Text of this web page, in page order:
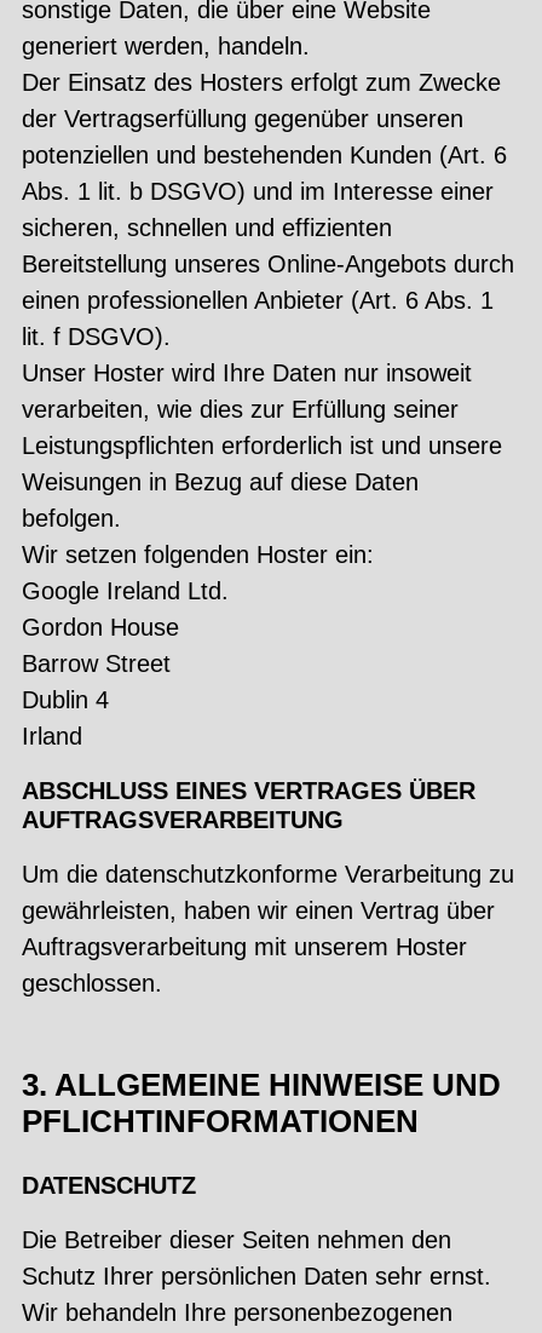
sonstige Daten, die über eine Website
generiert werden, handeln.
Der Einsatz des Hosters erfolgt zum Zwecke
der Vertragserfüllung gegenüber unseren
potenziellen und bestehenden Kunden (Art. 6
Abs. 1 lit. b DSGVO) und im Interesse einer
sicheren, schnellen und effizienten
Bereitstellung unseres Online-Angebots durch
einen professionellen Anbieter (Art. 6 Abs. 1
lit. f DSGVO).
Unser Hoster wird Ihre Daten nur insoweit
verarbeiten, wie dies zur Erfüllung seiner
Leistungspflichten erforderlich ist und unsere
Weisungen in Bezug auf diese Daten
befolgen.
Wir setzen folgenden Hoster ein:
Google Ireland Ltd.
Gordon House
Barrow Street
Dublin 4
Irland
ABSCHLUSS EINES VERTRAGES ÜBER
AUFTRAGSVERARBEITUNG
Um die datenschutzkonforme Verarbeitung zu
gewährleisten, haben wir einen Vertrag über
Auftragsverarbeitung mit unserem Hoster
geschlossen.
3. ALLGEMEINE HINWEISE UND
PFLICHTINFORMATIONEN
DATENSCHUTZ
Die Betreiber dieser Seiten nehmen den
Schutz Ihrer persönlichen Daten sehr ernst.
Wir behandeln Ihre personenbezogenen